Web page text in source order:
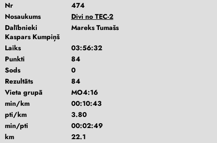
Nr
474
Nosaukums
Divi no TEC-2
Dalībnieki
Mareks Tumašs
Kaspars Kumpiņš
Laiks
03:56:32
Punkti
84
Sods
0
Rezultāts
84
Vieta grupā
MO4:16
min/km
00:10:43
pti/km
3.80
min/pti
00:02:49
km
22.1